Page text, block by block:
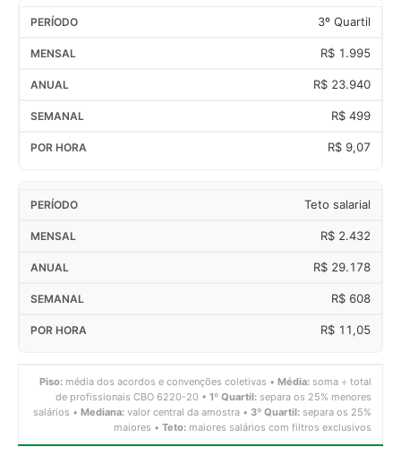
3º Quartil
R$ 1.995
R$ 23.940
R$ 499
R$ 9,07
Teto salarial
R$ 2.432
R$ 29.178
R$ 608
R$ 11,05
Piso: média dos acordos e convenções coletivas • Média: soma ÷ total
de profissionais CBO 6220-20 • 1º Quartil: separa os 25% menores
salários • Mediana: valor central da amostra • 3º Quartil: separa os 25%
maiores • Teto: maiores salários com filtros exclusivos